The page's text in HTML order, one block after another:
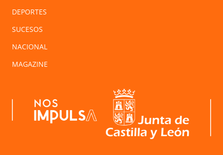
DEPORTES
SUCESOS
NACIONAL
MAGAZINE